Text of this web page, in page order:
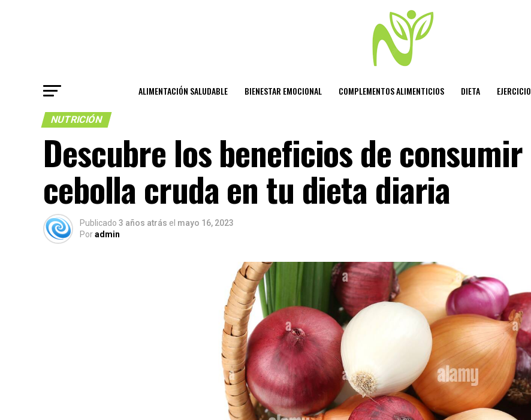
ALIMENTACIÓN SALUDABLE BIENESTAR EMOCIONAL COMPLEMENTOS ALIMENTICIOS DIETA EJERCICIO
NUTRICIÓN
Descubre los beneficios de consumir
cebolla cruda en tu dieta diaria
Publicado 3 años atrás el mayo 16, 2023
Poradmin